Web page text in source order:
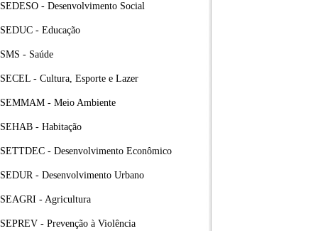
SEDESO - Desenvolvimento Social
SEDUC - Educação
SMS - Saúde
SECEL - Cultura, Esporte e Lazer
SEMMAM - Meio Ambiente
SEHAB - Habitação
SETTDEC - Desenvolvimento Econômico
SEDUR - Desenvolvimento Urbano
SEAGRI - Agricultura
SEPREV - Prevenção à Violência